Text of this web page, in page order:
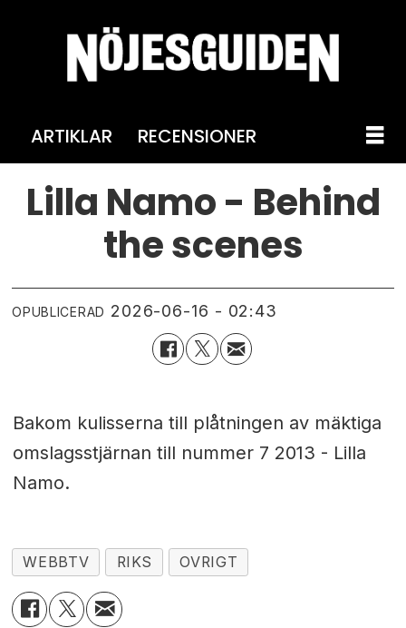
ARTIKLAR RECENSIONER
Lilla Namo - Behind
the scenes
OPUBLICERAD 2026-06-16 - 02:43
Bakom kulisserna till plåtningen av mäktiga
omslagsstjärnan till nummer 7 2013 - Lilla
Namo.
WEBBTV RIKS OVRIGT